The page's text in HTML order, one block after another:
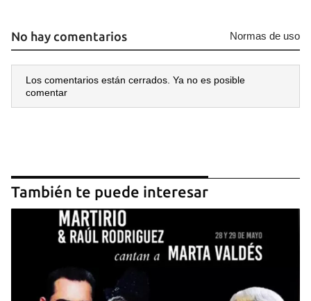
Guardar como favorito
iniciar sesión con tu cuenta de 14ymedio.
No hay comentarios Normas de uso
Los comentarios están cerrados. Ya no es posible
comentar
También te puede interesar